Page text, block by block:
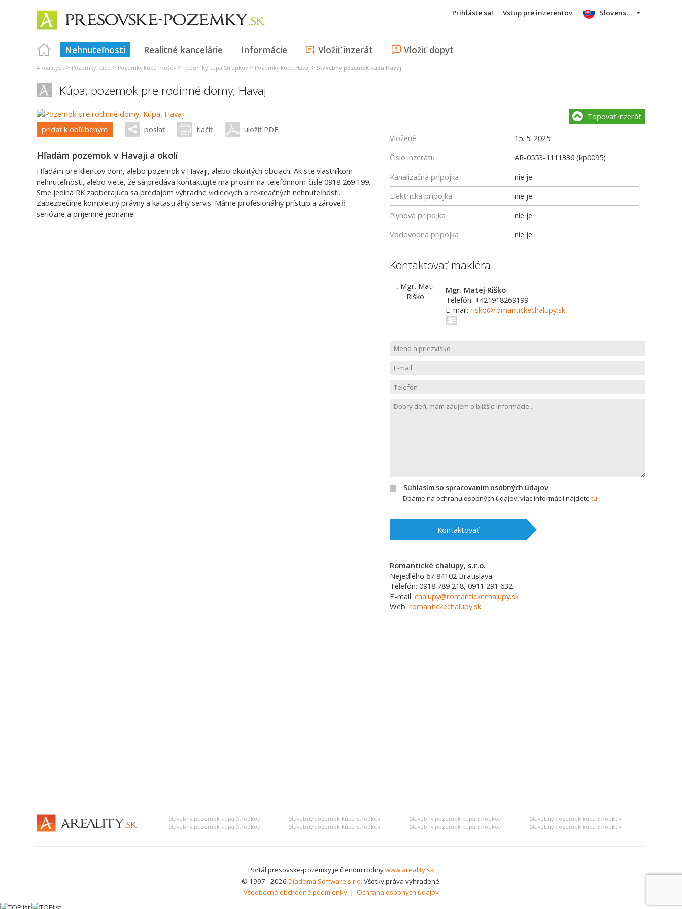
Prihláste sa! Vstup pre inzerentov
Nehnuteľnosti Realitné kancelárie Informácie Vložiť inzerát Vložiť dopyt
Slovensky
AReality.sk > Pozemky kúpa > Pozemky kúpa Prešov > Pozemky kúpa Stropkov > Pozemky kúpa Havaj > Stavebný pozemok kúpa Havaj
Kúpa, pozemok pre rodinné domy, Havaj
pridať k obľúbeným poslať tlačiť uložiť PDF
Hľadám pozemok v Havaji a okolí
Hľadám pre klientov dom, alebo pozemok v Havaji, alebo okolitých obciach. Ak ste vlastníkom
nehnuteľnosti, alebo viete, že sa predáva kontaktujte ma prosím na telefónnom čísle 0918 269 199.
Sme jediná RK zaoberajúca sa predajom výhradne vidieckych a rekreačných nehnuteľností.
Zabezpečíme kompletný právny a katastrálny servis. Máme profesionálny prístup a zároveň
seriózne a príjemné jednanie.
Topovať inzerát
Vložené
15. 5. 2025
Číslo inzerátu
AR-0553-1111336 (kp0095)
Kanalizačná prípojka
nie je
Elektrická prípojka
nie je
Plynová prípojka
nie je
Vodovodná prípojka
nie je
Kontaktovať makléra
Mgr. Matej Riško
Telefón: +421918269199
E-mail: risko@romantickechalupy.sk
Súhlasím so spracovaním osobných údajov
Dbáme na ochranu osobných údajov, viac informácií nájdete tu
Kontaktovať
Romantické chalupy, s.r.o.
Nejedlého 67 84102 Bratislava
Telefón: 0918 789 218, 0911 291 632
E-mail: chalupy@romantickechalupy.sk
Web: romantickechalupy.sk
Stavebný pozemok kúpa Stropkov Stavebný pozemok kúpa Stropkov Stavebný pozemok kúpa Stropkov
Stavebný pozemok kúpa Stropkov
Stavebný pozemok kúpa Stropkov
Stavebný pozemok kúpa Stropkov Stavebný pozemok kúpa Stropkov Stavebný pozemok kúpa Stropkov
Portál presovske-pozemky je členom rodinywww.areality.sk
© 1997 - 2026 Diadema Software s.r.o. Všetky práva vyhradené.
Všeobecné obchodné podmienky | Ochrana osobných údajov